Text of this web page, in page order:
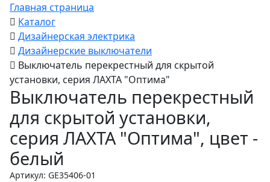
Главная страница
Каталог
Дизайнерская электрика
Дизайнерские выключатели
Выключатель перекрестный для скрытой
установки, серия ЛАХТА "Оптима"
Выключатель перекрестный
для скрытой установки,
серия ЛАХТА "Оптима", цвет -
белый
Артикул: GE35406-01